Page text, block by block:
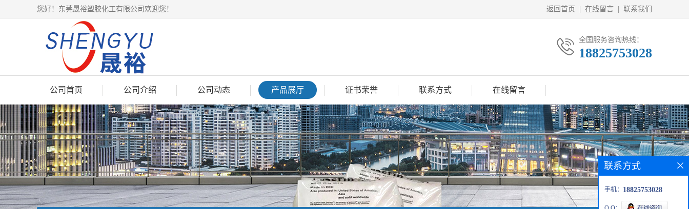
您好！东莞晟裕塑胶化工有限公司欢迎您！ 返回首页 在线留言 联系我们
全国服务咨询热线：
18825753028
公司首页 公司介绍 公司动态 产品展厅 证书荣誉 联系方式 在线留言
联系方式
手机： 18825753028